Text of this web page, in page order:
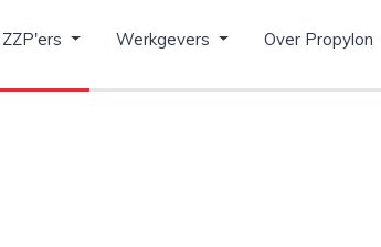
ZZP'ers Werkgevers Over Propylon